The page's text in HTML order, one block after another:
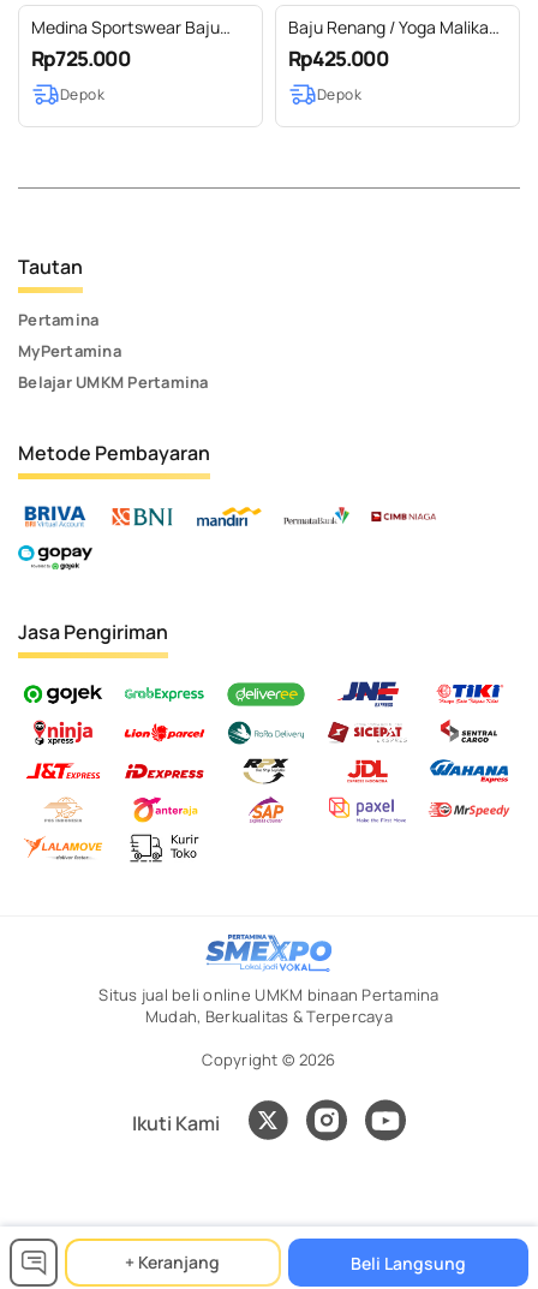
Medina Sportswear Baju
Renang Muslim Premium
Bolero Series
Rp725.000
Depok
Baju Renang / Yoga Malika
with Zipper
Rp425.000
Depok
+ Keranjang Beli Langsung
Tautan
Pertamina
MyPertamina
Belajar UMKM Pertamina
Metode Pembayaran
Jasa Pengiriman
Situs jual beli online UMKM binaan Pertamina
Mudah, Berkualitas & Terpercaya
Copyright © 2026
Ikuti Kami